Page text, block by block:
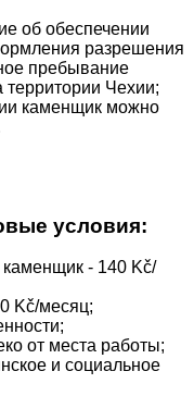
об обеспечении
разрешения
пребывание
Чехии;
каменщик можно
условия:
каменщик - 140 Kč/
Kč/месяц;
от места работы;
и социальное